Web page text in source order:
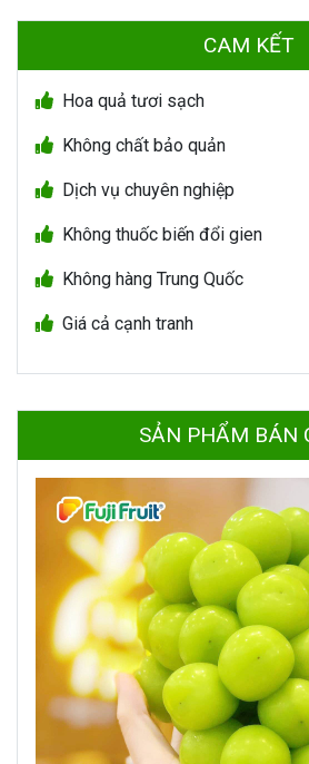
CAM KẾT
Hoa quả tươi sạch
Không chất bảo quản
Dịch vụ chuyên nghiệp
Không thuốc biến đổi gien
Không hàng Trung Quốc
Giá cả cạnh tranh
SẢN PHẨM BÁN